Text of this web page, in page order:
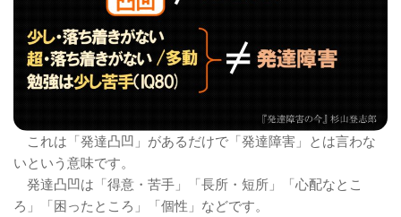
これは「発達凸凹」があるだけで「発達障害」とは言わな
いという意味です。
発達凸凹は「得意・苦手」「長所・短所」「心配なとこ
ろ」「困ったところ」「個性」などです。